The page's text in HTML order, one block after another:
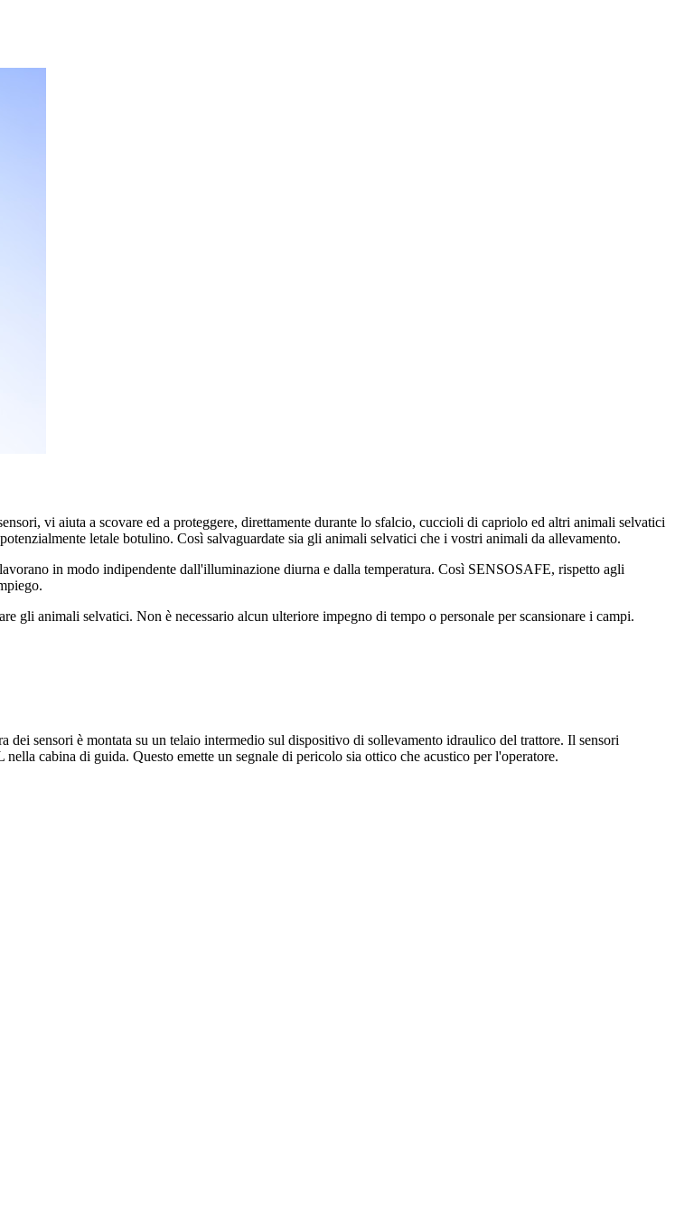
vi aiuta a scovare ed a proteggere, direttamente durante lo sfalcio, cuccioli di capriolo ed altri animali selvatici
letale botulino. Così salvaguardate sia gli animali selvatici che i vostri animali da allevamento.
in modo indipendente dall'illuminazione diurna e dalla temperatura. Così SENSOSAFE, rispetto agli
gli animali selvatici. Non è necessario alcun ulteriore impegno di tempo o personale per scansionare i campi.
sensori è montata su un telaio intermedio sul dispositivo di sollevamento idraulico del trattore. Il sensori
cabina di guida. Questo emette un segnale di pericolo sia ottico che acustico per l'operatore.